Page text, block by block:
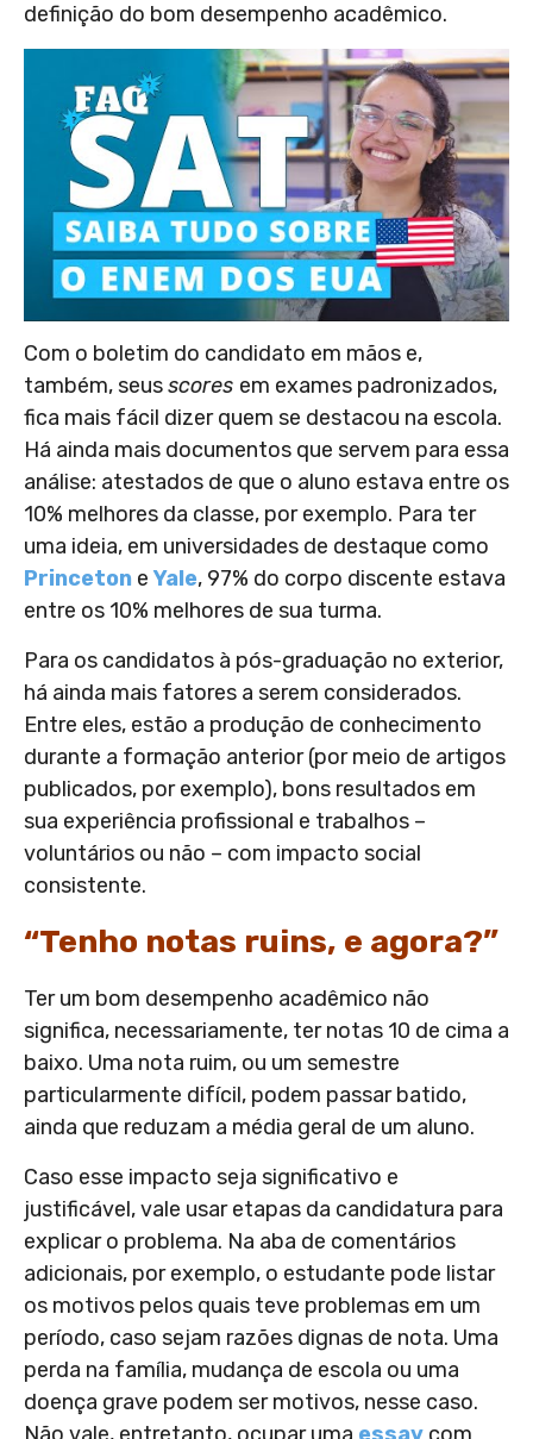
definição do bom desempenho acadêmico.
Com o boletim do candidato em mãos e,
também, seusscores em exames padronizados,
fica mais fácil dizer quem se destacou na escola.
Há ainda mais documentos que servem para essa
análise: atestados de que o aluno estava entre os
10% melhores da classe, por exemplo. Para ter
uma ideia, em universidades de destaque como
Princeton e Yale, 97% do corpo discente estava
entre os 10% melhores de sua turma.
Para os candidatos à pós-graduação no exterior,
há ainda mais fatores a serem considerados.
Entre eles, estão a produção de conhecimento
durante a formação anterior (por meio de artigos
publicados, por exemplo), bons resultados em
sua experiência profissional e trabalhos –
voluntários ou não – com impacto social
consistente.
“Tenho notas ruins, e agora?”
Ter um bom desempenho acadêmico não
significa, necessariamente, ter notas 10 de cima a
baixo. Uma nota ruim, ou um semestre
particularmente difícil, podem passar batido,
ainda que reduzam a média geral de um aluno.
Caso esse impacto seja significativo e
justificável, vale usar etapas da candidatura para
explicar o problema. Na aba de comentários
adicionais, por exemplo, o estudante pode listar
os motivos pelos quais teve problemas em um
período, caso sejam razões dignas de nota. Uma
perda na família, mudança de escola ou uma
doença grave podem ser motivos, nesse caso.